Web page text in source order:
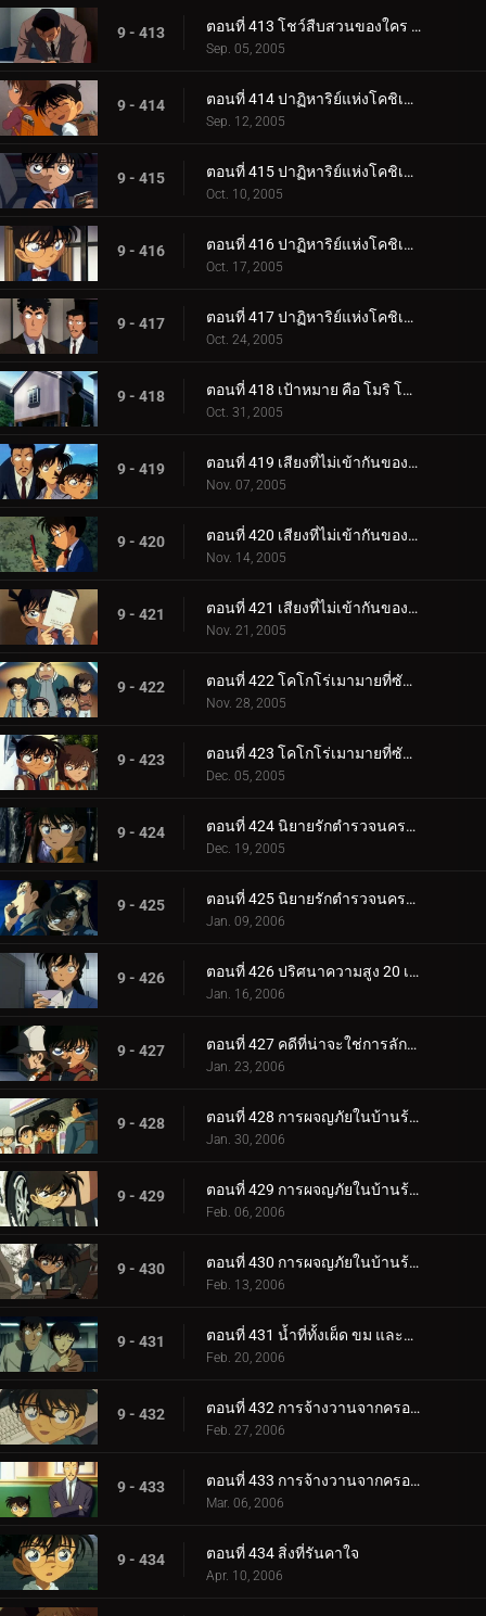
9 - 413 ตอนที่ 413 โชว์สืบสวนของใคร (ตอนจบ)
Sep. 05, 2005
9 - 414 ตอนที่ 414 ปาฏิหาริย์แห่งโคชิเอน ไม่ยอมแพ้ปิศาจที่มองไม่เห็น (ตอนพิเศษ ตอนแรก) ยอดนักสืบจิ๋วโคน_.
Sep. 12, 2005
9 - 415 ตอนที่ 415 ปาฏิหาริย์แห่งโคชิเอน ไม่ยอมแพ้ปิศาจที่มองไม่เห็น (ตอนพิเศษ ตอนที่ 2) ยอดนักสืบจิ๋วโค__.
Oct. 10, 2005
9 - 416 ตอนที่ 416 ปาฏิหาริย์แห่งโคชิเอน ไม่ยอมแพ้ปิศาจที่มองไม่เห็น (ตอนพิเศษ ตอนที่ 3) ยอดนักสืบจิ๋วโค__.
Oct. 17, 2005
9 - 417 ตอนที่ 417 ปาฏิหาริย์แห่งโคชิเอน ไม่ยอมแพ้ปิศาจที่มองไม่เห็น (ตอนพิเศษ ตอนจบ) ยอดนักสืบจิ๋วโคนั_.
Oct. 24, 2005
9 - 418 ตอนที่ 418 เป้าหมาย คือ โมริ โคโกโร่ !
Oct. 31, 2005
9 - 419 ตอนที่ 419 เสียงที่ไม่เข้ากันของสตราดีวาริอุส (เพลงโหมโรง)
Nov. 07, 2005
9 - 420 ตอนที่ 420 เสียงที่ไม่เข้ากันของสตราดีวาริอุส (เพลงท่อนกลาง)
Nov. 14, 2005
9 - 421 ตอนที่ 421 เสียงที่ไม่เข้ากันของสตราดีวาริอุส (เพลงส่งท้าย)
Nov. 21, 2005
9 - 422 ตอนที่ 422 โคโกโร่เมามายที่ซัสสึมะ (ตอนแรก)
Nov. 28, 2005
9 - 423 ตอนที่ 423 โคโกโร่เมามายที่ซัสสึมะ (ตอนจบ)
Dec. 05, 2005
9 - 424 ตอนที่ 424 นิยายรักตำรวจนครบาล ภาค 6 (ตอนแรก)
Dec. 19, 2005
9 - 425 ตอนที่ 425 นิยายรักตำรวจนครบาล ภาค 6 (ตอนจบ)
Jan. 09, 2006
9 - 426 ตอนที่ 426 ปริศนาความสูง 20 เซนติเมตร
Jan. 16, 2006
9 - 427 ตอนที่ 427 คดีที่น่าจะใช่การลักพาตัว
Jan. 23, 2006
9 - 428 ตอนที่ 428 การผจญภัยในบ้านร้างแสนพิลึก (ภาคผนึก)
Jan. 30, 2006
9 - 429 ตอนที่ 429 การผจญภัยในบ้านร้างแสนพิลึก (ภาคกลไก)
Feb. 06, 2006
9 - 430 ตอนที่ 430 การผจญภัยในบ้านร้างแสนพิลึก (ภาคตัดสินใจ)
Feb. 13, 2006
9 - 431 ตอนที่ 431 น้ำที่ทั้งเผ็ด ขม และหวาน
Feb. 20, 2006
9 - 432 ตอนที่ 432 การจ้างวานจากครอบครัวพิลึก (ตอนแรก)
Feb. 27, 2006
9 - 433 ตอนที่ 433 การจ้างวานจากครอบครัวพิลึก (ตอนจบ)
Mar. 06, 2006
9 - 434 ตอนที่ 434 สิ่งที่รันคาใจ
Apr. 10, 2006